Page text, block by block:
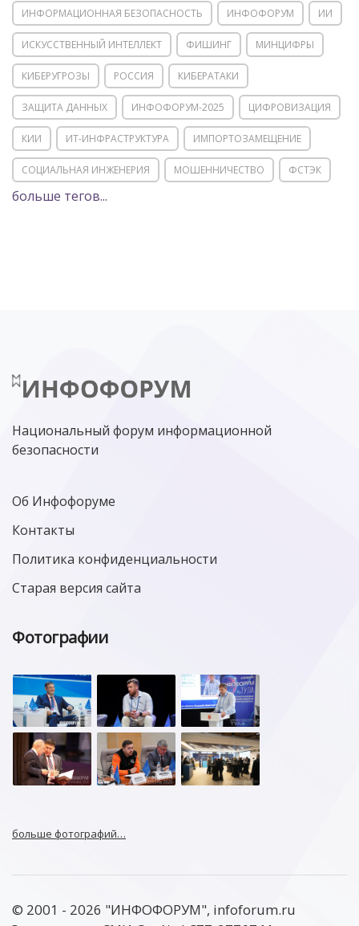
ИНФОРМАЦИОННАЯ БЕЗОПАСНОСТЬ ИНФОФОРУМ ИИ
ИСКУССТВЕННЫЙ ИНТЕЛЛЕКТ ФИШИНГ МИНЦИФРЫ
КИБЕРУГРОЗЫ РОССИЯ КИБЕРАТАКИ
ЗАЩИТА ДАННЫХ ИНФОФОРУМ-2025 ЦИФРОВИЗАЦИЯ
КИИ ИТ-ИНФРАСТРУКТУРА ИМПОРТОЗАМЕЩЕНИЕ
СОЦИАЛЬНАЯ ИНЖЕНЕРИЯ МОШЕННИЧЕСТВО ФСТЭК
POSITIVE TECHNOLOGIES
МИНЦИФРЫ РОССИИ NGFW
больше тегов...
Национальный форум информационной
безопасности
Об Инфофоруме
Контакты
Политика конфиденциальности
Старая версия сайта
Фотографии
больше фотографий…
© 2001 - 2026 "ИНФОФОРУМ", infoforum.ru